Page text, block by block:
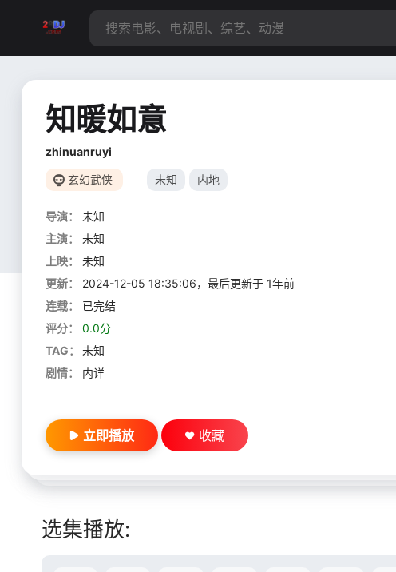
知暖如意
zhinuanruyi
玄幻武侠 未知 内地
导演：
未知
主演：
未知
上映：
未知
更新：
2024-12-05 18:35:06，最后更新于 1年前
连载：
已完结
评分：
0.0分
TAG：
未知
剧情：
内详
立即播放 收藏
选集播放: